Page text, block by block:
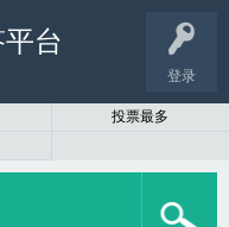
登录
台
投票最多